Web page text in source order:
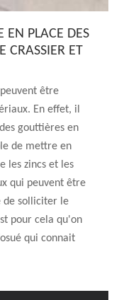
EN PLACE DES
CRASSIER ET
être
En effet, il
gouttières en
de mettre en
les zincs et les
qui peuvent être
de solliciter le
pour cela qu'on
qui connait